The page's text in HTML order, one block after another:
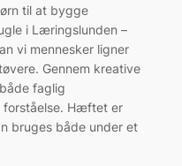
til at bygge
i Læringslunden –
vi mennesker ligner
Gennem kreative
faglig
forståelse. Hæftet er
bruges både under et